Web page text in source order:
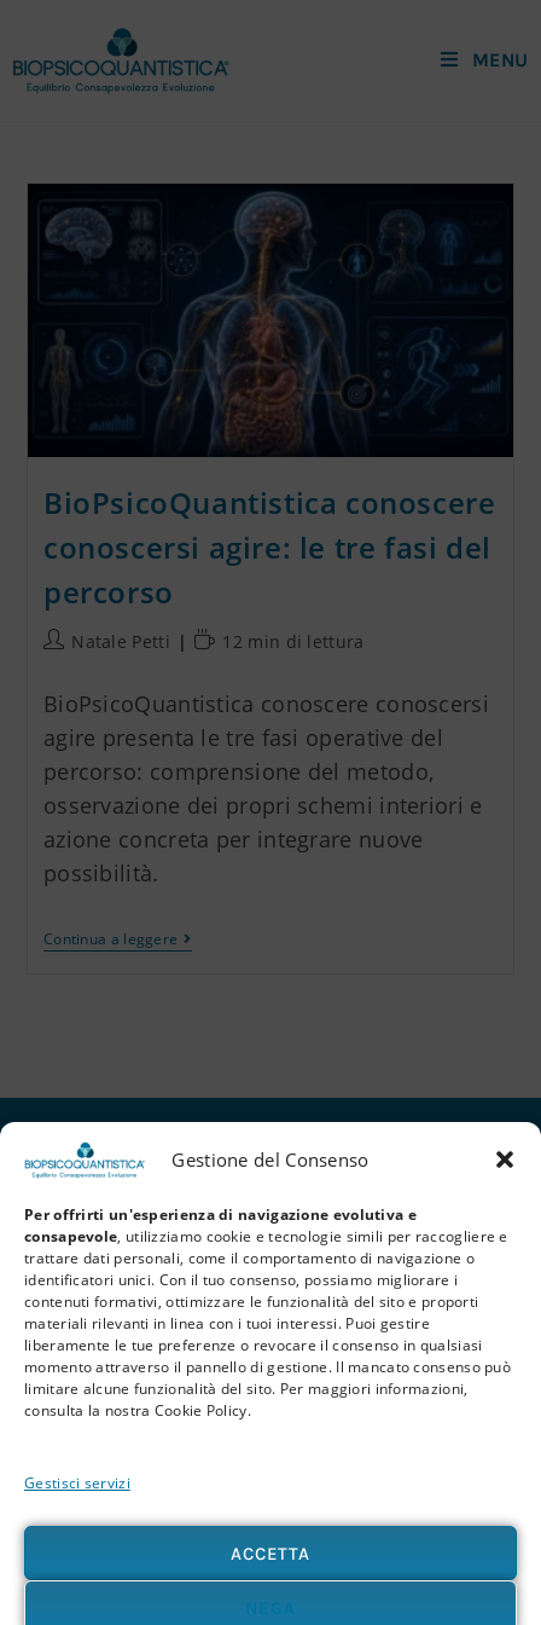
Gestione del Consenso
Per offrirti un'esperienza di navigazione evolutiva e
consapevole, utilizziamo cookie e tecnologie simili per raccogliere e
trattare dati personali, come il comportamento di navigazione o
identificatori unici. Con il tuo consenso, possiamo migliorare i
contenuti formativi, ottimizzare le funzionalità del sito e proporti
materiali rilevanti in linea con i tuoi interessi. Puoi gestire
liberamente le tue preferenze o revocare il consenso in qualsiasi
momento attraverso il pannello di gestione. Il mancato consenso può
limitare alcune funzionalità del sito. Per maggiori informazioni,
consulta la nostra Cookie Policy.
Gestisci servizi
ACCETTA
NEGA
MENU
BioPsicoQuantistica conoscere
conoscersi agire: le tre fasi del
percorso
Natale Petti 12 min di lettura
BioPsicoQuantistica conoscere conoscersi
agire presenta le tre fasi operative del
percorso: comprensione del metodo,
osservazione dei propri schemi interiori e
azione concreta per integrare nuove
possibilità.
Continua a leggere
Privacy Policy Cookie Policy Termini e Condizioni
© 2026 BioPsicoQuantistica® – Tutti i diritti riservati. Powered byAthena
Company
divulgativi associati alla BioPsicoQuantistica®, non sostituiscono in alcun modo
consulenze, diagnosi o trattamenti medici e psicologici. In presenza di patologie o disturbi
di qualunque natura – fisica, psicologica o emotiva – si raccomanda sempre di rivolgersi al
proprio medico o a un professionista sanitario qualificato. L’utente è pienamente